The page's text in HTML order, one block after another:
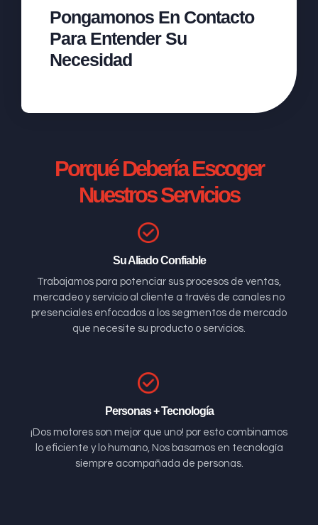
Pongamonos En Contacto
Para Entender Su
Necesidad
Porqué Debería Escoger
Nuestros Servicios
Su Aliado Confiable
Trabajamos para potenciar sus procesos de ventas,
mercadeo y servicio al cliente a través de canales no
presenciales enfocados a los segmentos de mercado
que necesite su producto o servicios.
Personas + Tecnología
¡Dos motores son mejor que uno! por esto combinamos
lo eficiente y lo humano, Nos basamos en tecnología
siempre acompañada de personas.